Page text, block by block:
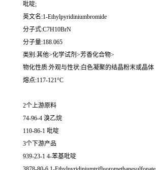
吡啶;
英文名:1-Ethylpyridiniumbromide
分子式:C7H10BrN
分子量:188.065
类别:其他>化学试剂>芳香化合物>
物化性质:外观与性状:白色凝聚的结晶粉末或晶体
熔点:117-121°C
2个上游原料
74-96-4 溴乙烷
110-86-1 吡啶
3个下游产品
939-23-1 4-苯基吡啶